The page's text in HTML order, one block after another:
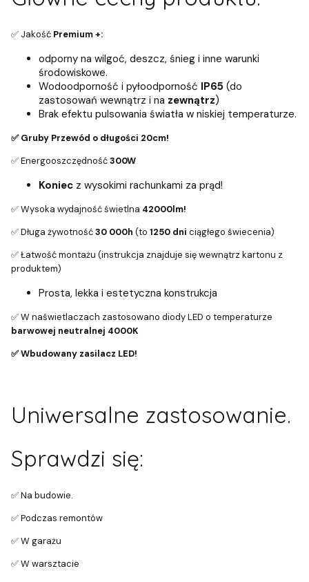
✅ Jakość Premium +:
odporny na wilgoć, deszcz, śnieg i inne warunki
środowiskowe.
Wodoodporność i pyłoodporność IP65 (do
zastosowań wewnątrz i na zewnątrz)
Brak efektu pulsowania światła w niskiej temperaturze.
✅ Gruby Przewód o długości 20cm!
✅ Energooszczędność300W
Koniec z wysokimi rachunkami za prąd!
✅ Wysoka wydajność świetlna 42000lm!
✅ Długa żywotność30 000h (to 1250 dni ciągłego świecenia)
✅ Łatwość montażu (instrukcja znajduje się wewnątrz kartonu z
produktem)
Prosta, lekka i estetyczna konstrukcja
✅ W naświetlaczach zastosowano diody LED o temperaturze
barwowej neutralnej 4000K
✅ Wbudowany zasilacz LED!
Uniwersalne zastosowanie.
Sprawdzi się:
✅ Na budowie.
✅ Podczas remontów
✅ W garażu
✅ W warsztacie